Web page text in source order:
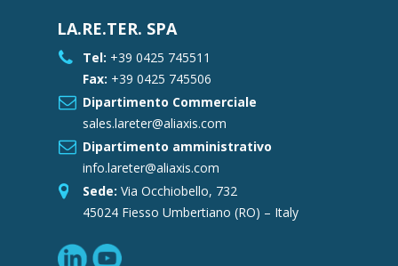
LA.RE.TER. SPA
Tel: +39 0425 745511
Fax: +39 0425 745506
Dipartimento Commerciale
sales.lareter@aliaxis.com
Dipartimento amministrativo
info.lareter@aliaxis.com
Sede: Via Occhiobello, 732
45024 Fiesso Umbertiano (RO) – Italy